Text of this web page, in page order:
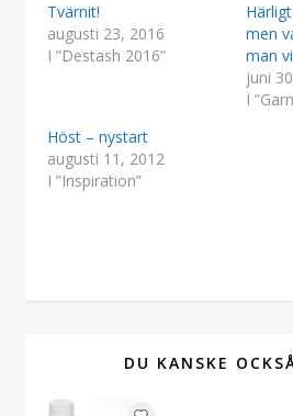
Tvärnit!
augusti 23, 2016
I ”Destash 2016”
men
man
juni
I
Höst – nystart
augusti 11, 2012
I ”Inspiration”
DU KANSKE